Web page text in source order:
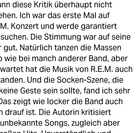
diese Kritik überhaupt nicht
Ich war das erste Mal auf
Konzert und werde garantiert
Die Stimmung war auf seine
gut. Natürlich tanzen die Massen
wie bei manch anderer Band, aber
hat die Musik von R.E.M. auch
Und die Socken-Szene, die
Geste sein sollte, fand ich sehr
zeigt wie locker die Band auch
drauf ist. Die Autorin kritisiert
Songs, zugleich aber